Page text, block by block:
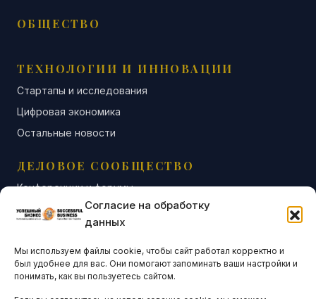
Согласие на обработку
данных
Мы используем файлы cookie, чтобы сайт работал корректно и
был удобнее для вас. Они помогают запоминать ваши настройки и
понимать, как вы пользуетесь сайтом.
ОБЩЕСТВО
ТЕХНОЛОГИИ И ИННОВАЦИИ
Стартапы и исследования
Цифровая экономика
Остальные новости
ДЕЛОВОЕ СООБЩЕСТВО
Конференции и форумы
Бизнес-клубы и ассоциации
Остальные новости
АНАЛИТИКА И СТАТИСТИКА